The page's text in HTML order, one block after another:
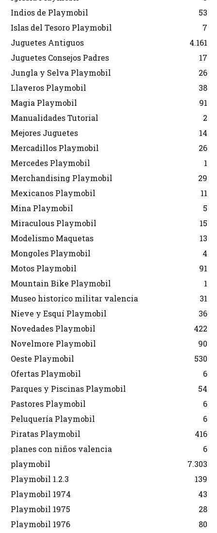
Indios de Playmobil
53
Islas del Tesoro Playmobil
7
Juguetes Antiguos
4.161
Juguetes Consejos Padres
17
Jungla y Selva Playmobil
26
Llaveros Playmobil
38
Magia Playmobil
91
Manualidades Tutorial
2
Mejores Juguetes
14
Mercadillos Playmobil
26
Mercedes Playmobil
1
Merchandising Playmobil
29
Mexicanos Playmobil
11
Mina Playmobil
5
Miraculous Playmobil
15
Modelismo Maquetas
13
Mongoles Playmobil
4
Motos Playmobil
91
Mountain Bike Playmobil
1
Museo historico militar valencia
31
Nieve y Esquí Playmobil
36
Novedades Playmobil
422
Novelmore Playmobil
90
Oeste Playmobil
530
Ofertas Playmobil
6
Parques y Piscinas Playmobil
54
Pastores Playmobil
6
Peluquería Playmobil
6
Piratas Playmobil
416
planes con niños valencia
6
playmobil
7.303
Playmobil 1.2.3
139
Playmobil 1974
43
Playmobil 1975
28
Playmobil 1976
80